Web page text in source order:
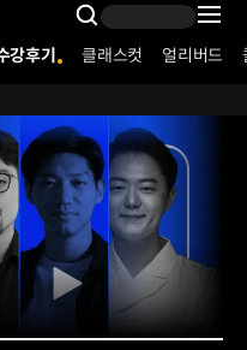
Search
강후기 클래스컷 얼리버드
편안 메인 Details